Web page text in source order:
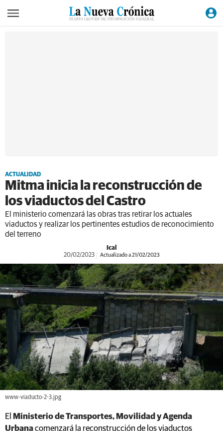
ACTUALIDAD
Mitma inicia la reconstrucción de
los viaductos del Castro
El ministerio comenzará las obras tras retirar los actuales
viaductos y realizar los pertinentes estudios de reconocimiento
del terreno
Ical
20/02/2023 Actualizado a 21/02/2023
www-viaducto-2-3.jpg
El Ministerio de Transportes, Movilidad y Agenda
Urbanacomenzará la reconstrucción de los viaductos